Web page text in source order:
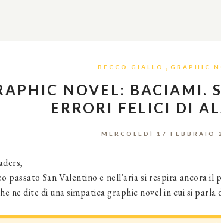
BECCO GIALLO , GRAPHIC
NOVEL: BACIAMI.
ERRORI FELICI DI
MERCOLEDÌ 17 FEBBRAIO
passato San Valentino e nell'aria si respira ancora
ne dite di una simpatica graphic novel in cui si parla